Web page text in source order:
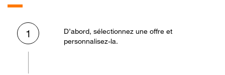
1
D’abord, sélectionnez une offre et
personnalisez-la.